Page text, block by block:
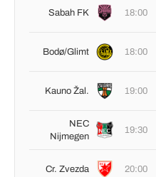
Sabah FK 18:00
Bodø/Glimt 18:00
Kauno Žal. 19:00
NEC
Nijmegen
19:30
Cr. Zvezda 20:00